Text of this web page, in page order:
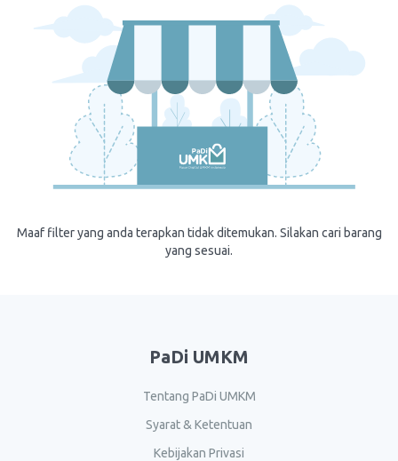
Maaf filter yang anda terapkan tidak ditemukan. Silakan cari barang
yang sesuai.
PaDi UMKM
Tentang PaDi UMKM
Syarat & Ketentuan
Kebijakan Privasi